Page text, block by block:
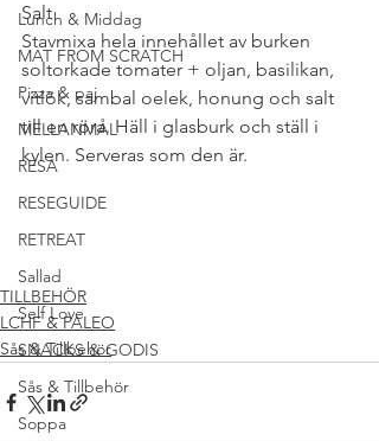
Lunch & Middag
MAT FROM SCRATCH
Pizza & paj
MELLANMÅL
RESA
RESEGUIDE
RETREAT
Sallad
Self Love
SNACKS & GODIS
Sås & Tillbehör
Soppa
Salt
Stavmixa hela innehållet av burken
soltorkade tomater + oljan, basilikan,
vitlök, sambal oelek, honung och salt
till en röra. Häll i glasburk och ställ i
kylen. Serveras som den är.
#PALEOMEJERIFRITT
#LCHFLÅGKOLHYDRATSKOST
#RECEPT
TILLBEHÖR
LCHF & PALEO
Sås & Tillbehör